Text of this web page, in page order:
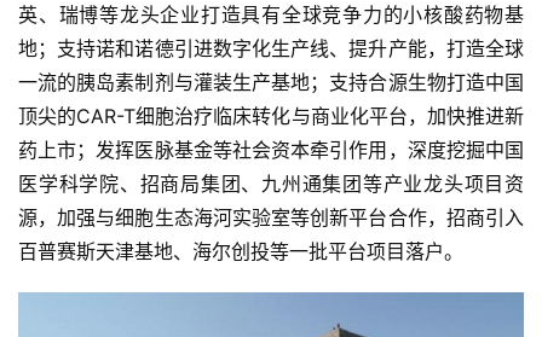
会
展
活
动
关
于
英、瑞博等龙头企业打造具有全球竞争力的小核酸药物基
地；支持诺和诺德引进数字化生产线、提升产能，打造全球
一流的胰岛素制剂与灌装生产基地；支持合源生物打造中国
顶尖的CAR-T细胞治疗临床转化与商业化平台，加快推进新
药上市；发挥医脉基金等社会资本牵引作用，深度挖掘中国
医学科学院、招商局集团、九州通集团等产业龙头项目资
源，加强与细胞生态海河实验室等创新平台合作，招商引入
百普赛斯天津基地、海尔创投等一批平台项目落户。